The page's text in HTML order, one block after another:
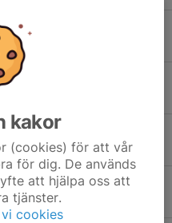
Lördag 18/4
sig till Fritidskortet
- Maj
kakor
(cookies) för att vår
för dig. De används
att hjälpa oss att
tjänster.
cookies